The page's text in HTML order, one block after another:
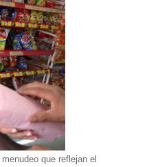
que reflejan el